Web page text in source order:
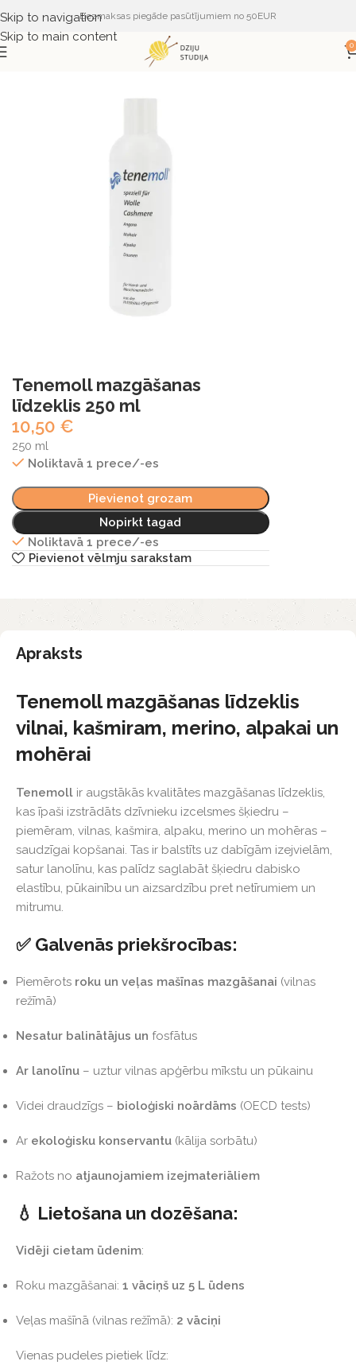
Skip to navigation
Skip to main content
Bezmaksas piegāde pasūtījumiem no 50EUR
0
PALĪGINSTRUMENTI
Tenemoll mazgāšanas
līdzeklis 250 ml
10,50 €
250 ml
Noliktavā 1 prece/-es
Pievienot grozam
Nopirkt tagad
Noliktavā 1 prece/-es
Pievienot vēlmju sarakstam
Apraksts
Tenemoll mazgāšanas līdzeklis
vilnai, kašmiram, merino, alpakai un
mohērai
Tenemoll ir augstākās kvalitātes mazgāšanas līdzeklis,
kas īpaši izstrādāts dzīvnieku izcelsmes šķiedru –
piemēram, vilnas, kašmira, alpaku, merino un mohēras –
saudzīgai kopšanai. Tas ir balstīts uz dabīgām izejvielām,
satur lanolīnu, kas palīdz saglabāt šķiedru dabisko
elastību, pūkainību un aizsardzību pret netīrumiem un
mitrumu.
✅ Galvenās priekšrocības:
Piemērots roku un veļas mašīnas mazgāšanai (vilnas
režīmā)
Nesatur balinātājus un fosfātus
Ar lanolīnu – uztur vilnas apģērbu mīkstu un pūkainu
Videi draudzīgs – bioloģiski noārdāms (OECD tests)
Ar ekoloģisku konservantu (kālija sorbātu)
Ražots no atjaunojamiem izejmateriāliem
💧 Lietošana un dozēšana:
Vidēji cietam ūdenim:
Roku mazgāšanai: 1 vāciņš uz 5 L ūdens
Veļas mašīnā (vilnas režīmā): 2 vāciņi
Vienas pudeles pietiek līdz: